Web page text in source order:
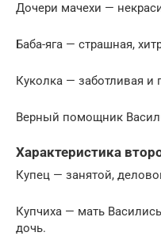
Дочери мачехи —
Баба-яга — страшная,
Куколка — заботливая и
Верный помощник
Характеристика
Купец — занятой,
Купчиха — мать
дочь.